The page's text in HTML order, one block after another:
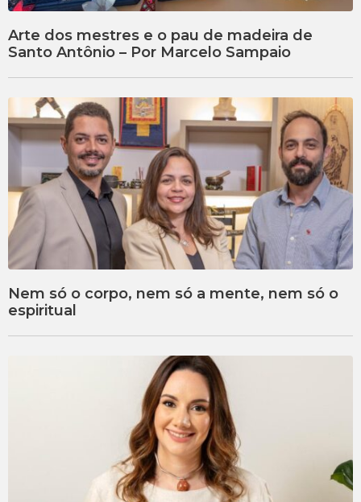
Arte dos mestres e o pau de madeira de
Santo Antônio – Por Marcelo Sampaio
Nem só o corpo, nem só a mente, nem só o
espiritual